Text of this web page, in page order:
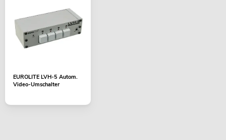
EUROLITE LVH-5 Autom.
Video-Umschalter